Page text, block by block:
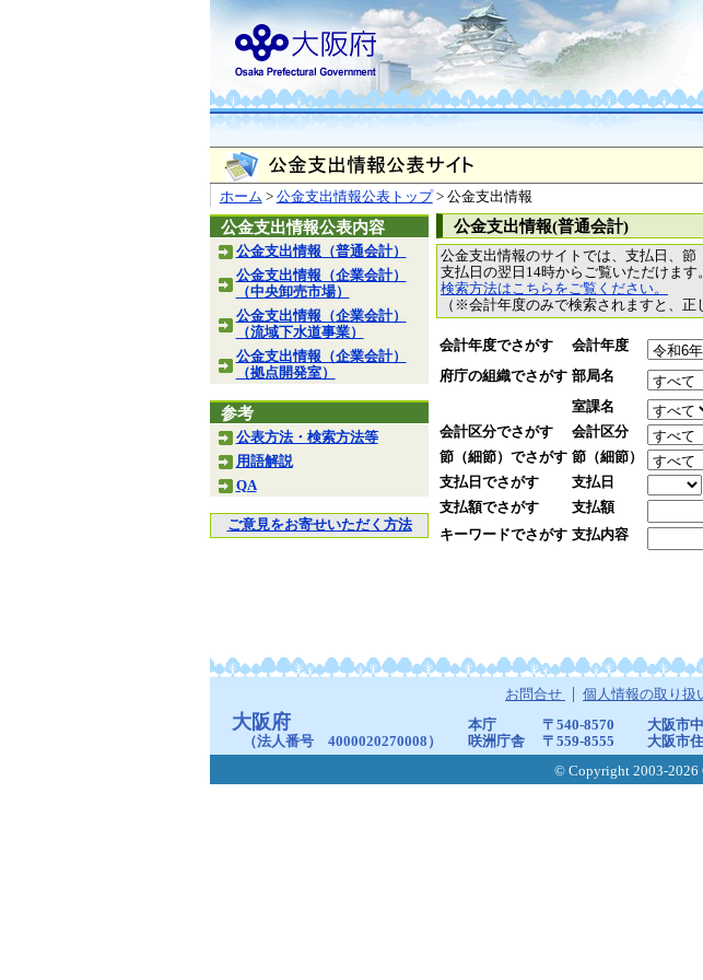
ホーム > 公金支出情報公表トップ> 公金支出情報
公金支出情報公表内容
公金支出情報（普通会計）
公金支出情報（企業会計）
（中央卸売市場）
公金支出情報（企業会計）
（流域下水道事業）
公金支出情報（企業会計）
（拠点開発室）
参考
公表方法・検索方法等
用語解説
QA
ご意見をお寄せいただく方法
公金支出情報(普通会計)
公金支出情報のサイトでは、支払日、節
支払日の翌日14時からご覧いただけま
検索方法はこちらをご覧ください。
（※会計年度のみで検索されますと、正
会計年度でさがす
会計年度
府庁の組織でさがす 部局名
室課名
会計区分でさがす
会計区分
節（細節）でさがす 節（細節）
支払日でさがす
支払日
支払額でさがす
支払額
キーワードでさがす 支払内容
お問合せ 個人情報の取り扱
大阪府
（法人番号 4000020270008）
本庁 〒540-8570 大阪市
咲洲庁舎
〒559-8555 大阪市
© Copyright 2003-2026